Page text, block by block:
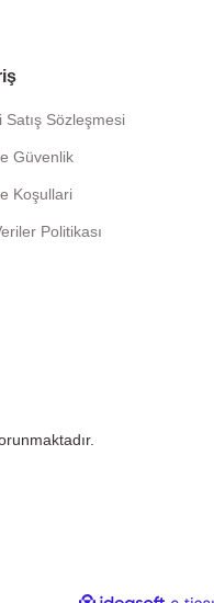
Satış Sözleşmesi
Güvenlik
Koşullari
Politikası